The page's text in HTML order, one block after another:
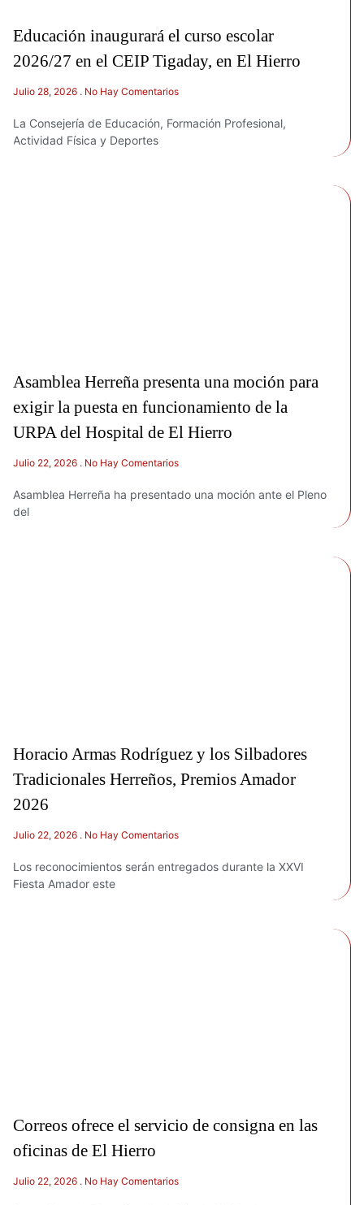
Educación inaugurará el curso escolar
2026/27 en el CEIP Tigaday, en El Hierro
Julio 28, 2026 No Hay Comentarios
La Consejería de Educación, Formación Profesional,
Actividad Física y Deportes
Asamblea Herreña presenta una moción para
exigir la puesta en funcionamiento de la
URPA del Hospital de El Hierro
Julio 22, 2026 No Hay Comentarios
Asamblea Herreña ha presentado una moción ante el Pleno
del
Horacio Armas Rodríguez y los Silbadores
Tradicionales Herreños, Premios Amador
2026
Julio 22, 2026 No Hay Comentarios
Los reconocimientos serán entregados durante la XXVI
Fiesta Amador este
Correos ofrece el servicio de consigna en las
oficinas de El Hierro
Julio 22, 2026 No Hay Comentarios